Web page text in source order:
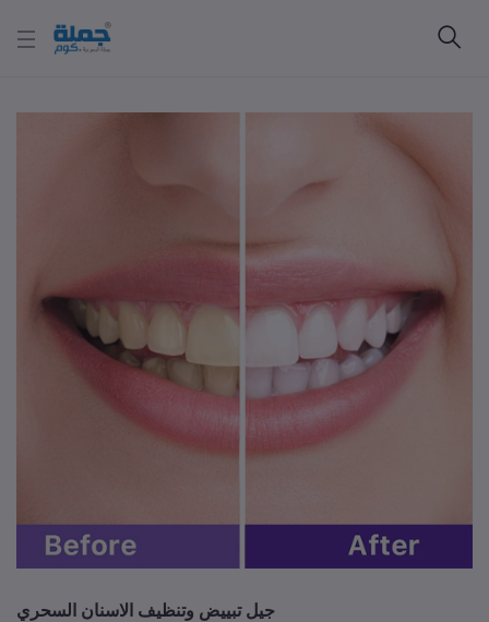
جيل تبييض وتنظيف الاسنان السحري